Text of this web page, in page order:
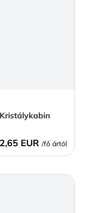
EUR /fő ártól